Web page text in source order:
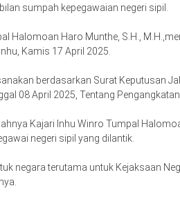
sumpah kepegawaian negeri sipil.
Halomoan Haro Munthe, S.H.,
Kamis 17 April 2025.
berdasarkan Surat Keputusan
08 April 2025, Tentang
Kajari Inhu Winro Tumpal
negeri sipil yang dilantik.
negara terutama untuk Kejaksaan